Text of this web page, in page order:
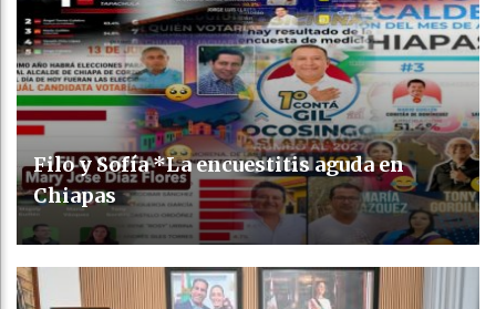
Filo y Sofía *La encuestitis aguda en
Chiapas